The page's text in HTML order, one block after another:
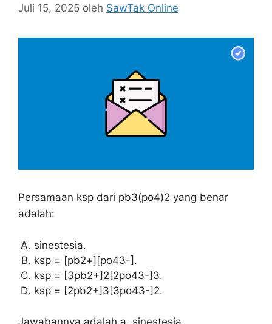
Juli 15, 2025 oleh SawTak Online
Persamaan ksp dari pb3(po4)2 yang benar
adalah:
sinestesia.
ksp = [pb2+][po43-].
ksp = [3pb2+]2[2po43-]3.
ksp = [2pb2+]3[3po43-]2.